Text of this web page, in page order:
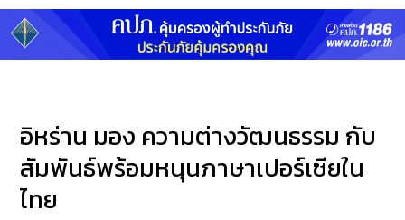
อิหร่าน มอง ความต่างวัฒนธรรม กับ
สัมพันธ์พร้อมหนุนภาษาเปอร์เซียใน
ไทย